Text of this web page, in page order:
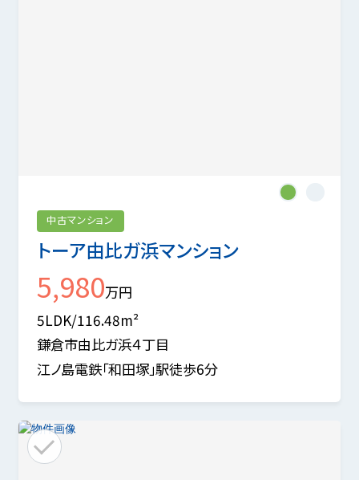
トーア由比ガ浜マンション
中古マンション
5,980万円
5LDK/116.48m²
鎌倉市由比ガ浜４丁目
江ノ島電鉄「和田塚」駅徒歩6分